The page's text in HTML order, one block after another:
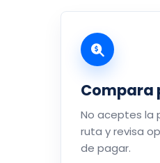
Compara
No aceptes la
ruta y revisa
de pagar.